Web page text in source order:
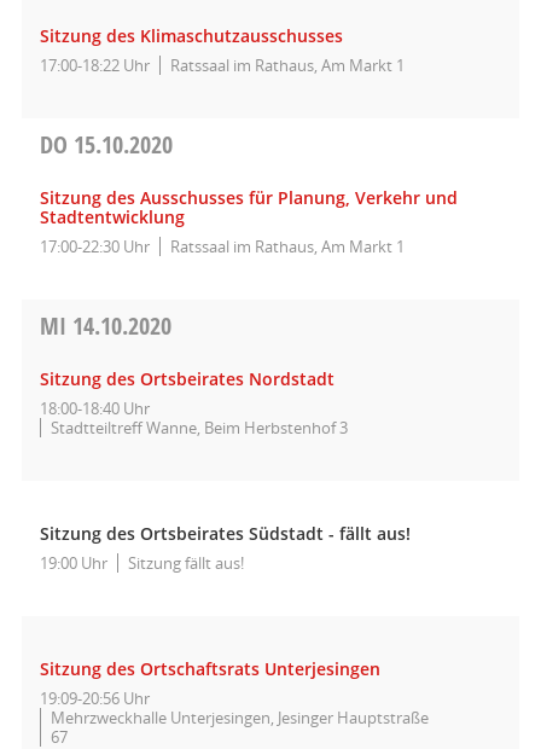
Sitzung des Klimaschutzausschusses
17:00-18:22 Uhr Ratssaal im Rathaus, Am Markt 1
DO 15.10.2020
Sitzung des Ausschusses für Planung, Verkehr und
Stadtentwicklung
17:00-22:30 Uhr Ratssaal im Rathaus, Am Markt 1
MI 14.10.2020
Sitzung des Ortsbeirates Nordstadt
18:00-18:40 Uhr
Stadtteiltreff Wanne, Beim Herbstenhof 3
Sitzung des Ortsbeirates Südstadt - fällt aus!
19:00 Uhr Sitzung fällt aus!
Sitzung des Ortschaftsrats Unterjesingen
19:09-20:56 Uhr
Mehrzweckhalle Unterjesingen, Jesinger Hauptstraße
67